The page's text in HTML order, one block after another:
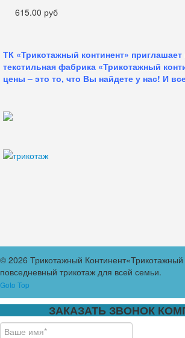
615.00 руб
ТК «Трикотажный континент»
текстильная фабрика «Трикотажный
цены – это то, что Вы найдете у нас! И
© 2026 Трикотажный Континент
повседневный трикотаж для всей семьи.
Goto Top
ЗАКАЗАТЬ ЗВОНОК